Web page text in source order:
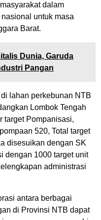
dalam
untuk masa
Barat.
Dunia, Garuda
Pangan
lahan perkebunan NTB
Lombok Tengah
target Pompanisasi,
520, Total target
disesuikan dengan SK
dengan 1000 target unit
administrasi
antara berbagai
di Provinsi NTB dapat